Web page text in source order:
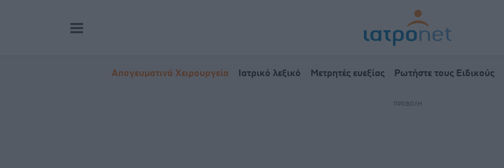
Απογευματινά Χειρουργεία Ιατρικό λεξικό Μετρητές ευεξίας Ρωτήστε τους Ειδικούς